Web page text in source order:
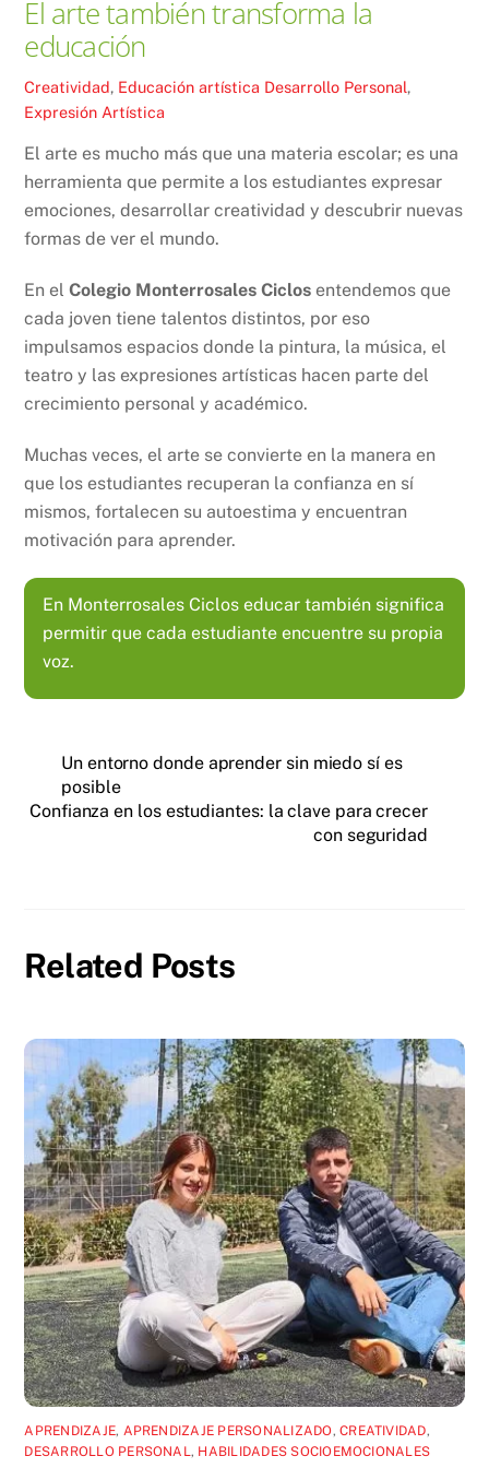
El arte también transforma la
educación
Creatividad, Educación artística Desarrollo Personal,
Expresión Artística
El arte es mucho más que una materia escolar; es una
herramienta que permite a los estudiantes expresar
emociones, desarrollar creatividad y descubrir nuevas
formas de ver el mundo.
En elColegio Monterrosales Ciclos entendemos que
cada joven tiene talentos distintos, por eso
impulsamos espacios donde la pintura, la música, el
teatro y las expresiones artísticas hacen parte del
crecimiento personal y académico.
Muchas veces, el arte se convierte en la manera en
que los estudiantes recuperan la confianza en sí
mismos, fortalecen su autoestima y encuentran
motivación para aprender.
En Monterrosales Ciclos educar también significa
permitir que cada estudiante encuentre su propia
voz.
Un entorno donde aprender sin miedo sí es
posible
Confianza en los estudiantes: la clave para crecer
con seguridad
Related Posts
APRENDIZAJE, APRENDIZAJE PERSONALIZADO,CREATIVIDAD,
DESARROLLO PERSONAL, HABILIDADES SOCIOEMOCIONALES